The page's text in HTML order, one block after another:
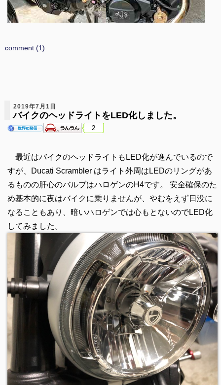
comment (1)
2019年7月1日
バイクのヘッドライトをLED化しました。
2
最近はバイクのヘッドライトもLED化が進んでいるので
すが、Ducati Scrambler はライト外周はLEDのリングがあ
るものの肝心のバルブはハロゲンのH4です。 安全確保のた
め基本的に夜はバイクに乗りませんが、やむをえず日没に
なることもあり、暗いハロゲンでは心もとないのでLED化
してみました。